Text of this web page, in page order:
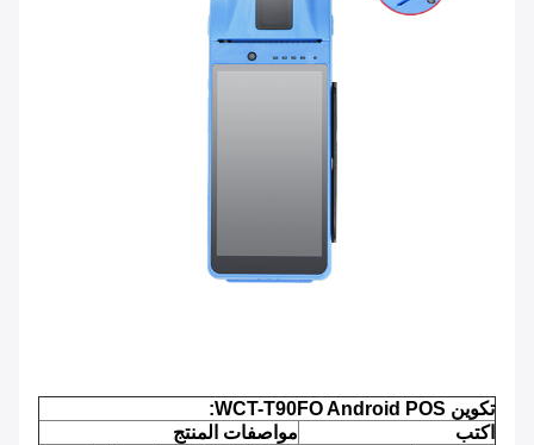
تكوين WCT-T90FO Android POS:
اكتب
مواصفات المنتج